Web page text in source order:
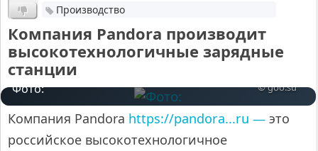
Производство
Компания Pandora производит
высокотехнологичные зарядные
станции
Фото: © goo.su
Компания Pandora https://pandora...ru — это
российское высокотехнологичное